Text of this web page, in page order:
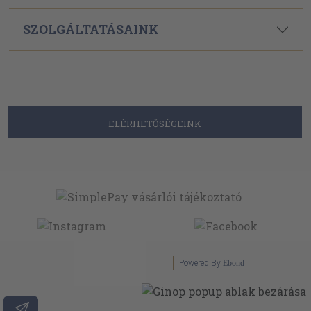
SZOLGÁLTATÁSAINK
ELÉRHETŐSÉGEINK
Powered By Ebond